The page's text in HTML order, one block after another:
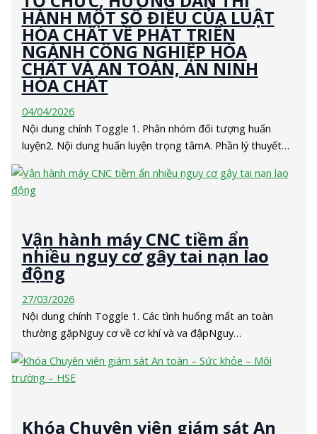
HÀNH MỘT SỐ ĐIỀU CỦA LUẬT
HÓA CHẤT VỀ PHÁT TRIỂN
NGÀNH CÔNG NGHIỆP HÓA
CHẤT VÀ AN TOÀN, AN NINH
HÓA CHẤT
04/04/2026
Nội dung chính Toggle 1. Phân nhóm đối tượng huấn
luyện2. Nội dung huấn luyện trọng tâmA. Phần lý thuyết…
Vận hành máy CNC tiềm ẩn
nhiều nguy cơ gây tai nạn lao
động
27/03/2026
Nội dung chính Toggle 1. Các tình huống mất an toàn
thường gặpNguy cơ về cơ khí và va đậpNguy…
Khóa Chuyên viên giám sát An